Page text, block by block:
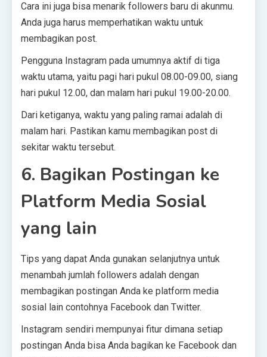
Cara ini juga bisa menarik followers baru di akunmu.
Anda juga harus memperhatikan waktu untuk
membagikan post.
Pengguna Instagram pada umumnya aktif di tiga
waktu utama, yaitu pagi hari pukul 08.00-09.00, siang
hari pukul 12.00, dan malam hari pukul 19.00-20.00.
Dari ketiganya, waktu yang paling ramai adalah di
malam hari. Pastikan kamu membagikan post di
sekitar waktu tersebut.
6. Bagikan Postingan ke
Platform Media Sosial
yang lain
Tips yang dapat Anda gunakan selanjutnya untuk
menambah jumlah followers adalah dengan
membagikan postingan Anda ke platform media
sosial lain contohnya Facebook dan Twitter.
Instagram sendiri mempunyai fitur dimana setiap
postingan Anda bisa Anda bagikan ke Facebook dan